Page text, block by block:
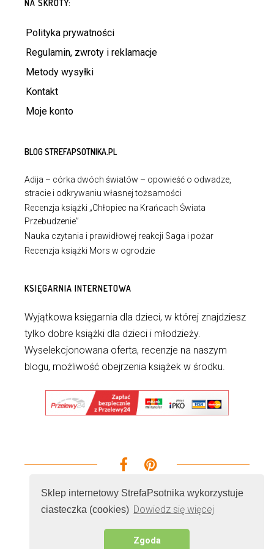
Sklep internetowy StrefaPsotnika wykorzystuje
ciasteczka (cookies) Dowiedz się więcej
Zgoda
NA SKRÓTY:
Polityka prywatności
Regulamin, zwroty i reklamacje
Metody wysyłki
Kontakt
Moje konto
BLOG STREFAPSOTNIKA.PL
Adija – córka dwóch światów – opowieść o odwadze,
stracie i odkrywaniu własnej tożsamości
Recenzja książki „Chłopiec na Krańcach Świata
Przebudzenie”
Nauka czytania i prawidłowej reakcji Saga i pożar
Recenzja książki Mors w ogrodzie
KSIĘGARNIA INTERNETOWA
Wyjątkowa księgarnia dla dzieci, w której znajdziesz
tylko dobre książki dla dzieci i młodzieży.
Wyselekcjonowana oferta, recenzje na naszym
blogu, możliwość obejrzenia książek w środku.
© 2026 - Wszelkie prawa zastrzeżone. Realizacja i
Cenobitz.com Marketing Internetowy